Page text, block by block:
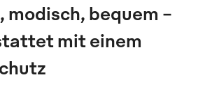
modisch, bequem –
mit einem